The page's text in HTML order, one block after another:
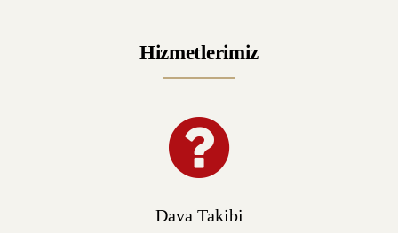
Hizmetlerimiz
Dava Takibi